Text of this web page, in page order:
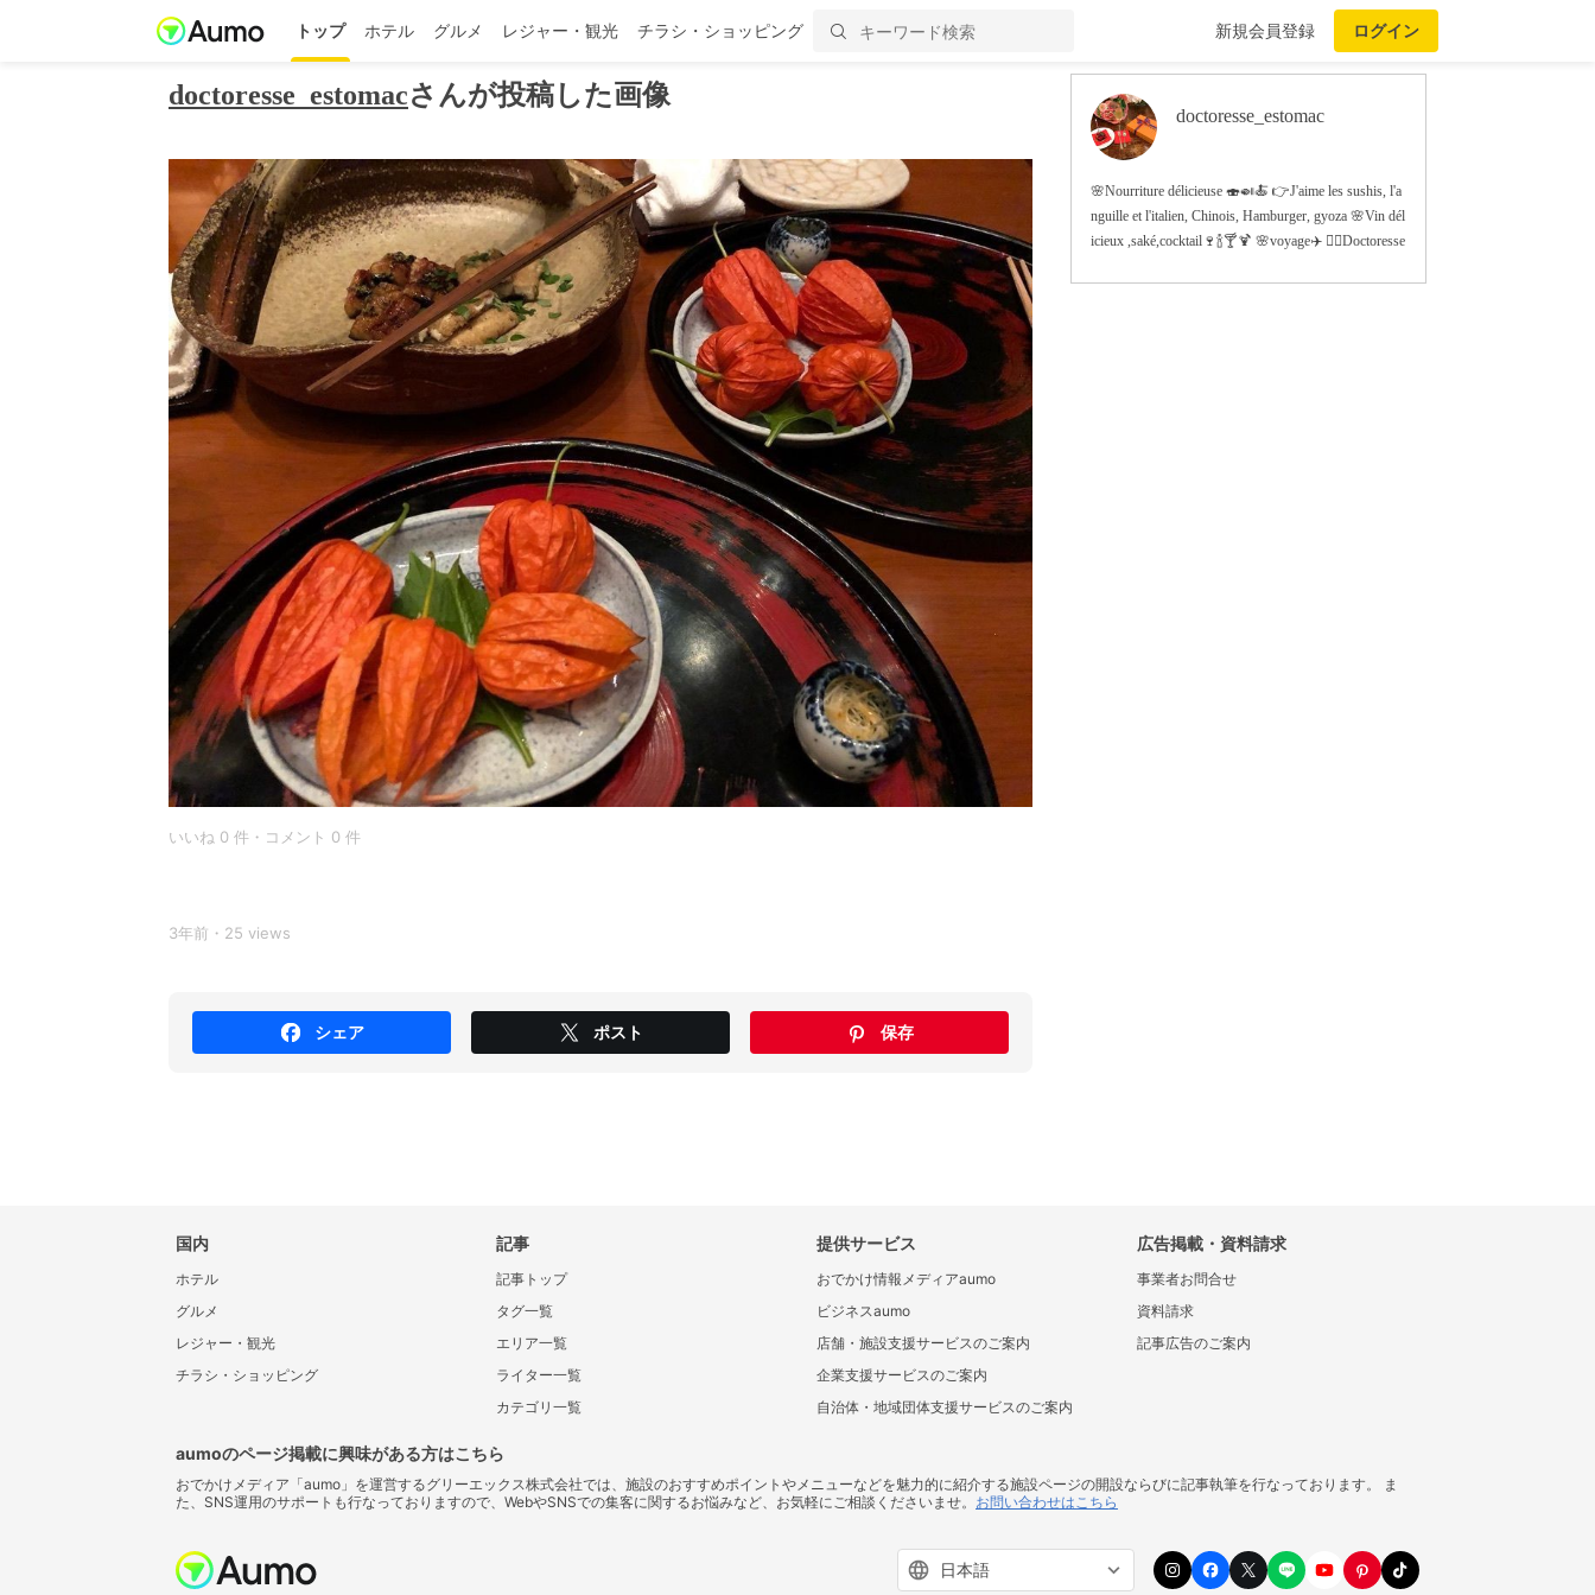
トップ ホテル グルメ レジャー・観光 チラシ・ショッピング 新規会員登録 ログイン
doctoresse_estomacさんが投稿した画像
いいね 0 件・コメント 0 件
3年前・25 views
シェア ポスト 保存
doctoresse_estomac
🌸Nourriture délicieuse 🍣🍛🍝 👉J'aime les sushis, l'a
nguille et l'italien, Chinois, Hamburger, gyoza 🌸Vin dél
icieux ,saké,cocktail🍷🍾🍸🍹 🌸voyage✈️ 👩‍⚕️Doctoresse
国内
ホテル
グルメ
レジャー・観光
チラシ・ショッピング
記事
記事トップ
タグ一覧
エリア一覧
ライター一覧
カテゴリ一覧
提供サービス
おでかけ情報メディアaumo
ビジネスaumo
店舗・施設支援サービスのご案内
企業支援サービスのご案内
自治体・地域団体支援サービスのご案内
広告掲載・資料請求
事業者お問合せ
資料請求
記事広告のご案内
aumoのページ掲載に興味がある方はこちら
おでかけメディア「aumo」を運営するグリーエックス株式会社では、施設のおすすめポイントやメニューなどを魅力的に紹介する施設ページの開設ならびに記事執筆を行なっております。 ま
た、SNS運用のサポートも行なっておりますので、WebやSNSでの集客に関するお悩みなど、お気軽にご相談くださいませ。 お問い合わせはこちら